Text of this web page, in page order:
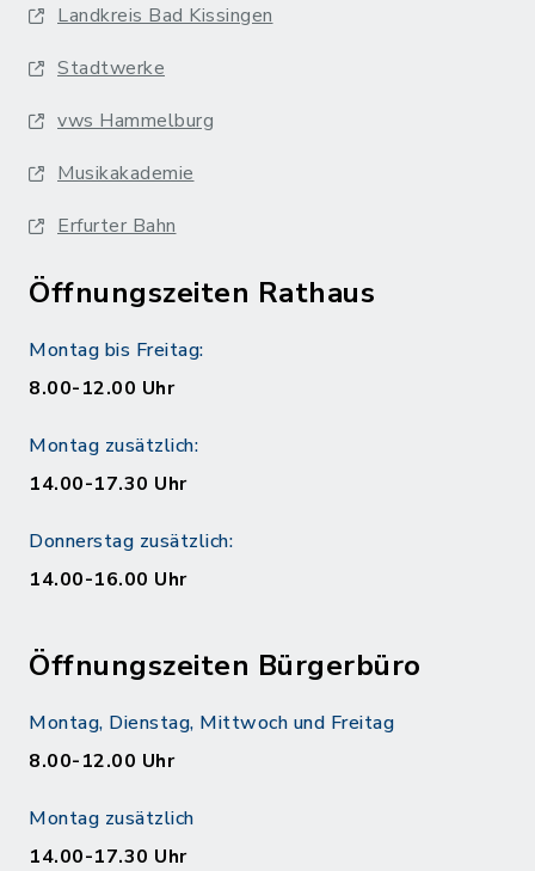
Landkreis Bad Kissingen
Stadtwerke
vws Hammelburg
Musikakademie
Erfurter Bahn
Öffnungszeiten Rathaus
Montag bis Freitag:
8.00-12.00 Uhr
Montag zusätzlich:
14.00-17.30 Uhr
Donnerstag zusätzlich:
14.00-16.00 Uhr
Öffnungszeiten Bürgerbüro
Montag, Dienstag, Mittwoch und Freitag
8.00-12.00 Uhr
Montag zusätzlich
14.00-17.30 Uhr